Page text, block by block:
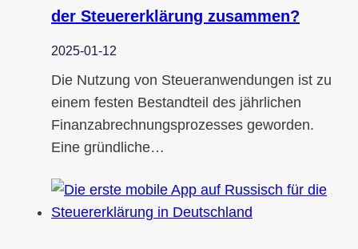
der Steuererklärung zusammen?
2025-01-12
Die Nutzung von Steueranwendungen ist zu
einem festen Bestandteil des jährlichen
Finanzabrechnungsprozesses geworden.
Eine gründliche…